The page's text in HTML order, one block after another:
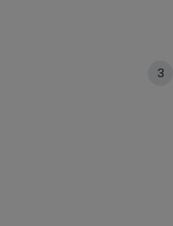
3